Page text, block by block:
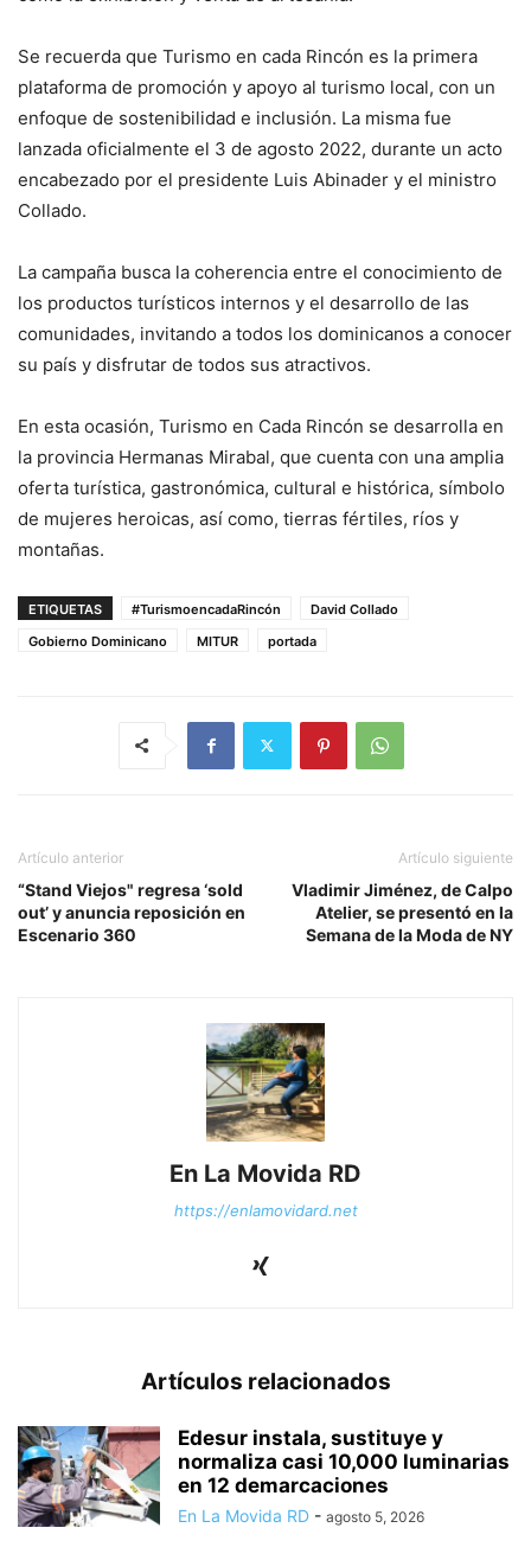
Se recuerda que Turismo en cada Rincón es la primera
plataforma de promoción y apoyo al turismo local, con un
enfoque de sostenibilidad e inclusión. La misma fue
lanzada oficialmente el 3 de agosto 2022, durante un acto
encabezado por el presidente Luis Abinader y el ministro
Collado.
La campaña busca la coherencia entre el conocimiento de
los productos turísticos internos y el desarrollo de las
comunidades, invitando a todos los dominicanos a conocer
su país y disfrutar de todos sus atractivos.
En esta ocasión, Turismo en Cada Rincón se desarrolla en
la provincia Hermanas Mirabal, que cuenta con una amplia
oferta turística, gastronómica, cultural e histórica, símbolo
de mujeres heroicas, así como, tierras fértiles, ríos y
montañas.
ETIQUETAS #TurismoencadaRincón
David Collado
Gobierno Dominicano
MITUR portada
Artículo anterior
“Stand Viejos" regresa ‘sold
out’ y anuncia reposición en
Escenario 360
Artículo siguiente
Vladimir Jiménez, de Calpo
Atelier, se presentó en la
Semana de la Moda de NY
En La Movida RD
https://enlamovidard.net
Artículos relacionados
Edesur instala, sustituye y
normaliza casi 10,000 luminarias
en 12 demarcaciones
En La Movida RD - agosto 5, 2026